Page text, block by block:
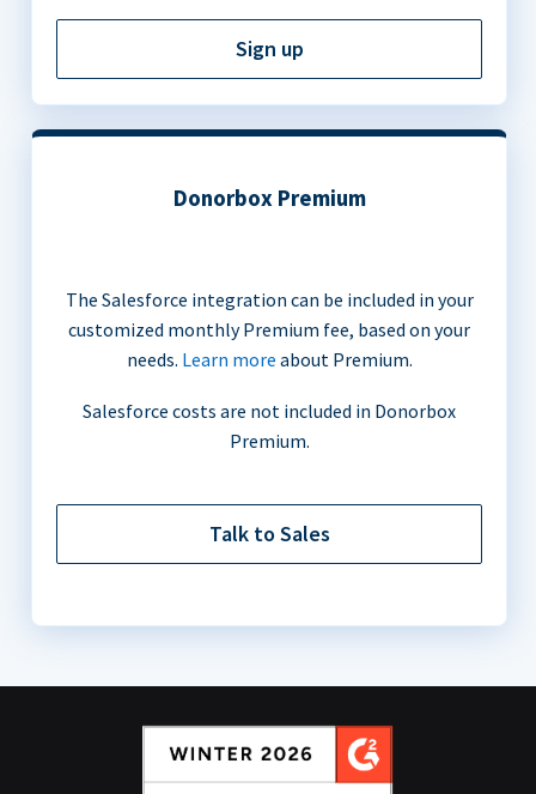
Sign up
Donorbox Premium
The Salesforce integration can be included in your
customized monthly Premium fee, based on your
needs. Learn more about Premium.
Salesforce costs are not included in Donorbox
Premium.
Talk to Sales